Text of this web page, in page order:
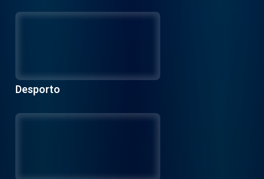
Desporto